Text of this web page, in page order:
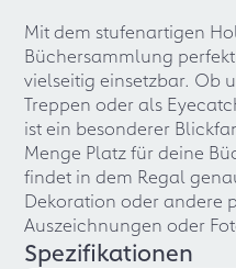
Mit dem stufenartigen
Büchersammlung
vielseitig einsetzbar. Ob
Treppen oder als
ist ein besonderer
Menge Platz für deine
findet in dem Regal
Dekoration oder andere
Auszeichnungen oder
Spezifikationen